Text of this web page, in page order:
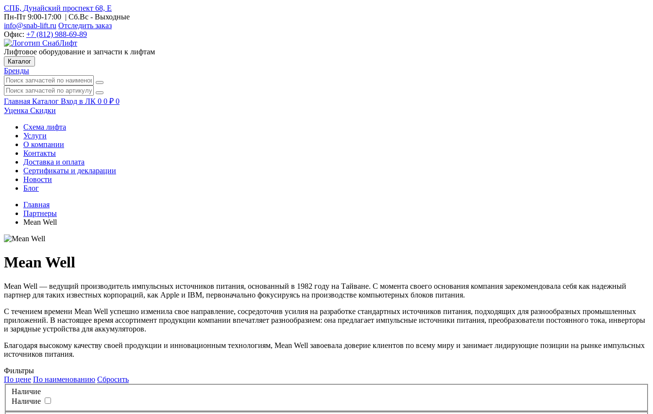
СПБ, Дунайский проспект 68, Е
Пн-Пт 9:00-17:00 | Сб.Вс - Выходные
info@snab-lift.ru Отследить заказ
Офис: +7 (812) 988-69-89
Лифтовое оборудование и запчасти к лифтам
Каталог
Бренды
Главная Каталог Вход в ЛК 0 0 ₽ 0
Уценка Скидки
Схема лифта
Услуги
О компании
Контакты
Доставка и оплата
Сертификаты и декларации
Новости
Блог
Главная
Партнеры
Mean Well
Mean Well
Mean Well — ведущий производитель импульсных источников питания, основанный в 1982 году на Тайване. С момента своего основания компания зарекомендовала себя как надежный
партнер для таких известных корпораций, как Apple и IBM, первоначально фокусируясь на производстве компьютерных блоков питания.
С течением времени Mean Well успешно изменила свое направление, сосредоточив усилия на разработке стандартных источников питания, подходящих для разнообразных промышленных
приложений. В настоящее время ассортимент продукции компании впечатляет разнообразием: она предлагает импульсные источники питания, преобразователи постоянного тока, инверторы
и зарядные устройства для аккумуляторов.
Благодаря высокому качеству своей продукции и инновационным технологиям, Mean Well завоевала доверие клиентов по всему миру и занимает лидирующие позиции на рынке импульсных
источников питания.
Фильтры
По цене По наименованию Сбросить
Наличие
Наличие